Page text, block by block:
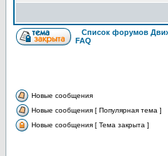
Список форумов
FAQ
Новые сообщения
Новые сообщения [ Популярная тема ]
Новые сообщения [ Тема закрыта ]